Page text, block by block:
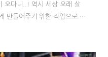
오다니..! 역시 세상 오래 살
만들어주기 위한 작업으로 특
량이 풀려서인지 7강 보호의
벤트에다가 아튼 시미니 모루